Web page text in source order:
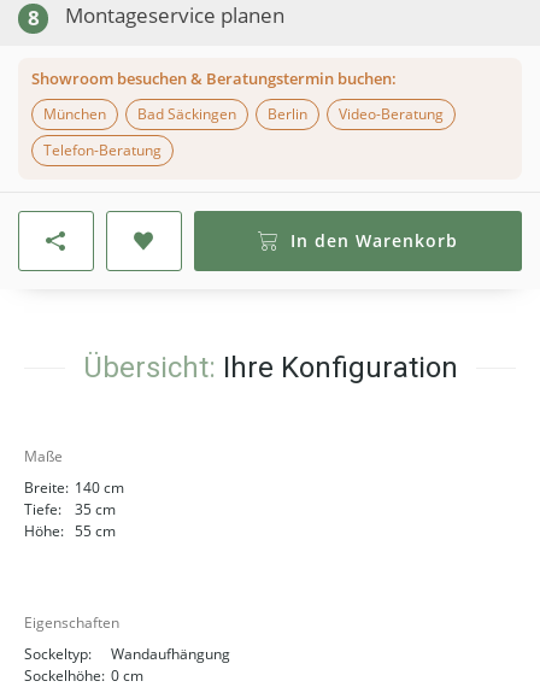
8 Montageservice planen
Showroom besuchen & Beratungstermin buchen:
München
Bad Säckingen Berlin
Video-Beratung
Telefon-Beratung
In den Warenkorb
Übersicht: Ihre Konfiguration
Maße
Breite: 140 cm
Tiefe:
35 cm
Höhe: 55 cm
Eigenschaften
Sockeltyp:
Wandaufhängung
Sockelhöhe: 0 cm